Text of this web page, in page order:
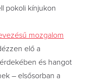
pokoli kínjukon
mozgalom
elő a
és hangot
– elsősorban a